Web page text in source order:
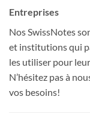
Entreprises
Nos SwissNotes
et institutions qui
les utiliser pour
N’hésitez pas à
vos besoins!